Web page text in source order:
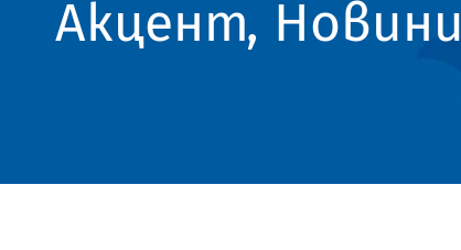
Акцент, Новини